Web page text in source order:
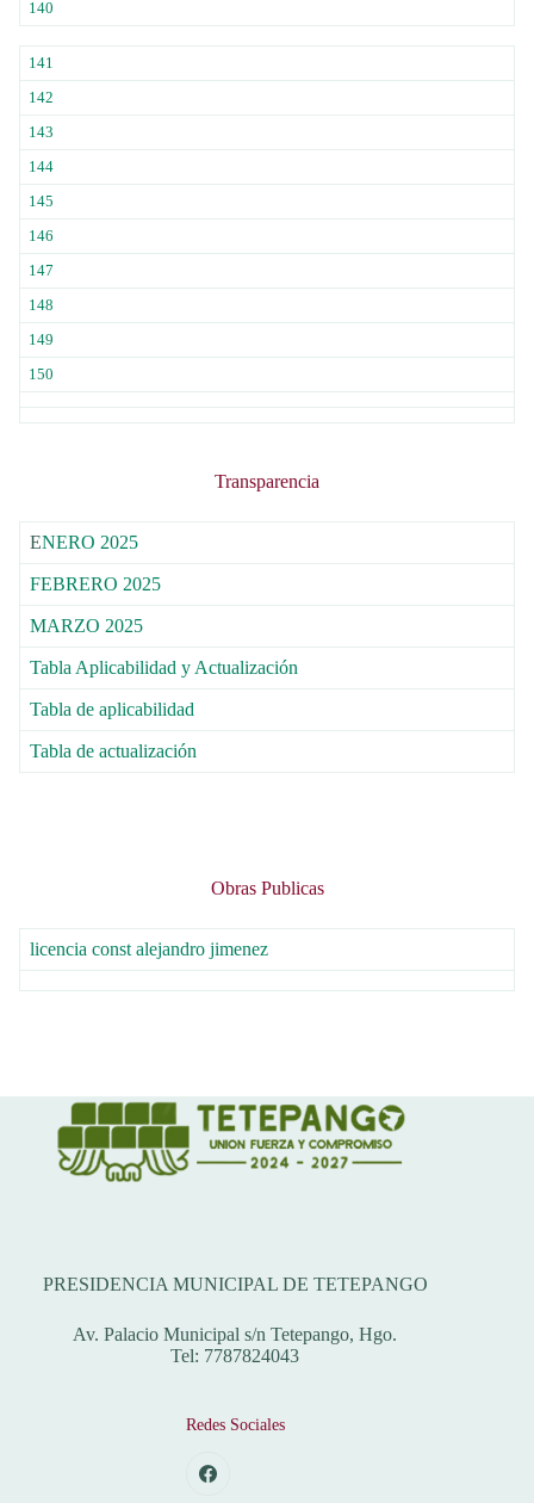
140
141
142
143
144
145
146
147
148
149
150
Transparencia
ENERO 2025
FEBRERO 2025
MARZO 2025
Tabla Aplicabilidad y Actualización
Tabla de aplicabilidad
Tabla de actualización
Obras Publicas
licencia const alejandro jimenez
PRESIDENCIA MUNICIPAL DE TETEPANGO
Av. Palacio Municipal s/n Tetepango, Hgo.
Tel: 7787824043
Redes Sociales